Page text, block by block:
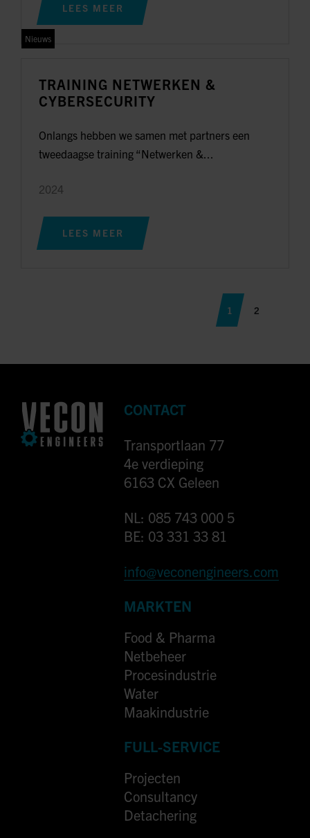
LEES MEER
Nieuws
TRAINING NETWERKEN &
CYBERSECURITY
Onlangs hebben we samen met partners een
tweedaagse training “Netwerken &...
2024
LEES MEER
1 2
CONTACT
Transportlaan 77
4e verdieping
6163 CX Geleen
NL: 085 743 000 5
BE: 03 331 33 81
info@veconengineers.com
MARKTEN
Food & Pharma
Netbeheer
Procesindustrie
Water
Maakindustrie
FULL-SERVICE
Projecten
Consultancy
Detachering